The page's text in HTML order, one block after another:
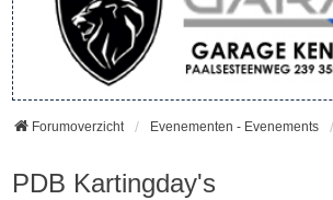
Forumoverzicht Evenementen - Evenements
PDB Kartingday's